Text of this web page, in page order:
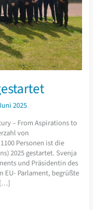
2025
– From Aspirations to
von
Personen ist die
2025 gestartet. Svenja
und Präsidentin des
EU- Parlament, begrüßte